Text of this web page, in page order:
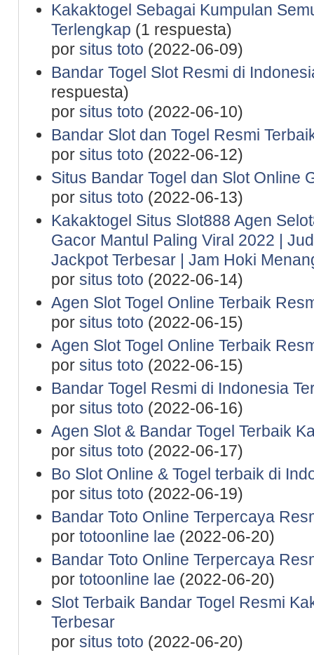
Kakaktogel Sebagai Kumpulan
Terlengkap (1 respuesta)
por situs toto (2022-06-09)
Bandar Togel Slot Resmi di
respuesta)
por situs toto (2022-06-10)
Bandar Slot dan Togel Resmi
por situs toto (2022-06-12)
Situs Bandar Togel dan Slot Online
por situs toto (2022-06-13)
Kakaktogel Situs Slot888 Agen
Gacor Mantul Paling Viral 2022 |
Jackpot Terbesar | Jam Hoki
por situs toto (2022-06-14)
Agen Slot Togel Online Terbaik
por situs toto (2022-06-15)
Agen Slot Togel Online Terbaik
por situs toto (2022-06-15)
Bandar Togel Resmi di Indonesia
por situs toto (2022-06-16)
Agen Slot & Bandar Togel Terbaik
por situs toto (2022-06-17)
Bo Slot Online & Togel terbaik di
por situs toto (2022-06-19)
Bandar Toto Online Terpercaya
por totoonline lae (2022-06-20)
Bandar Toto Online Terpercaya
por totoonline lae (2022-06-20)
Slot Terbaik Bandar Togel Resmi
Terbesar
por situs toto (2022-06-20)